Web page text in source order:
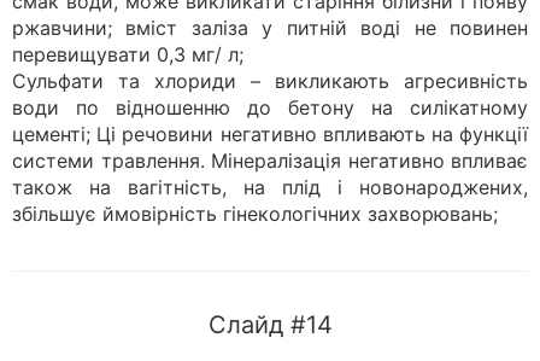
ржавчини; вміст заліза у питній воді не повинен
перевищувати 0,3 мг/ л;
Сульфати та хлориди – викликають агресивність
води по відношенню до бетону на силікатному
цементі; Ці речовини негативно впливають на функції
системи травлення. Мінералізація негативно впливає
також на вагітність, на плід і новонароджених,
збільшує ймовірність гінекологічних захворювань;
Слайд #14